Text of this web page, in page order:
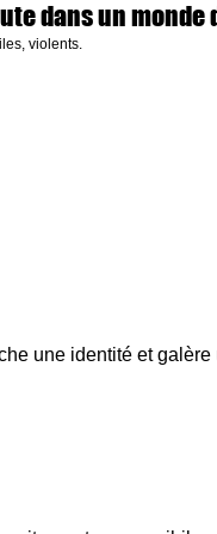
dans un monde
violents.
une identité et